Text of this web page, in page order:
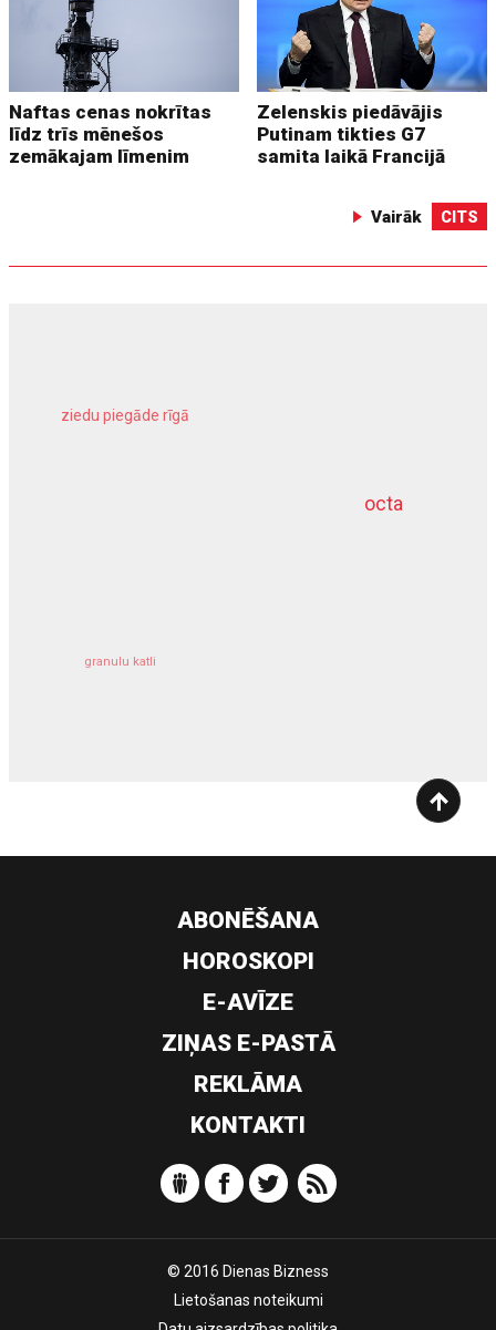
Naftas cenas nokrītas
līdz trīs mēnešos
zemākajam līmenim
Zelenskis piedāvājis
Putinam tikties G7
samita laikā Francijā
Vairāk CITS
octa
ziedu piegāde rīgā
granulu katli
dziļurbums
ABONĒŠANA
HOROSKOPI
E-AVĪZE
ZIŅAS E-PASTĀ
REKLĀMA
KONTAKTI
© 2016 Dienas Bizness
Lietošanas noteikumi